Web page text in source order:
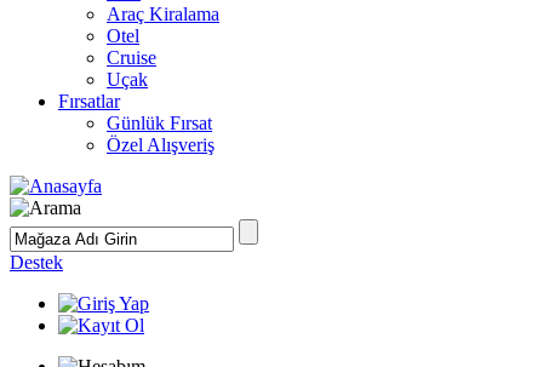
Araç Kiralama
Otel
Cruise
Uçak
Fırsatlar
Günlük Fırsat
Özel Alışveriş
Destek